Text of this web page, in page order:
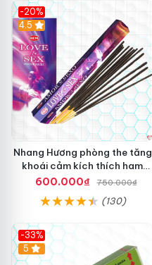
-20%
4.5
Nhang Hương phòng the tăng
khoái cảm kích thích ham
muốn an toàn
600.000₫ 750.000₫
(130)
-33%
5